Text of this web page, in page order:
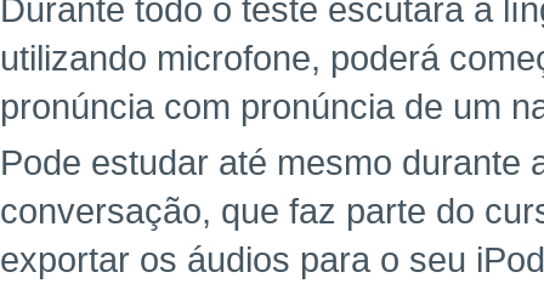
Durante todo o teste escutará a
utilizando microfone, poderá
pronúncia com pronúncia de um
Pode estudar até mesmo durante
conversação, que faz parte do
exportar os áudios para o seu